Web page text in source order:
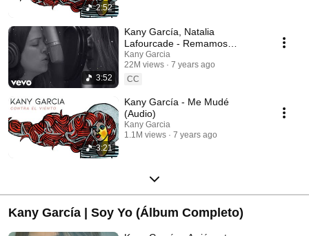
2:52
3:52
Kany García, Natalia
Lafourcade - Remamos
(Official Video)
Kany Garcia
22M views
7 years ago
CC
3:21
Kany García - Me Mudé
(Audio)
Kany Garcia
1.1M views
7 years ago
Kany García | Soy Yo (Álbum Completo)